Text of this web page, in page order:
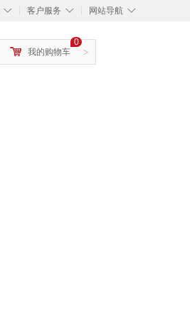
◇ ◇
客户服务 ◇
网站导航
>
0
我的购物车